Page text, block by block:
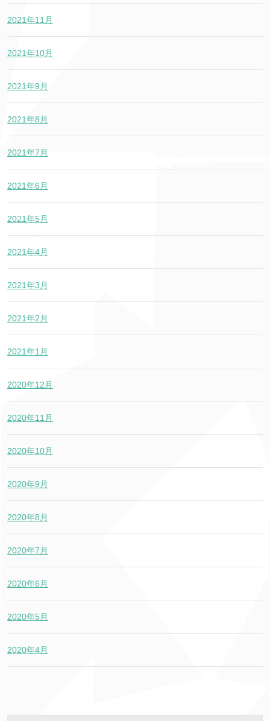
2021年11月
2021年10月
2021年9月
2021年8月
2021年7月
2021年6月
2021年5月
2021年4月
2021年3月
2021年2月
2021年1月
2020年12月
2020年11月
2020年10月
2020年9月
2020年8月
2020年7月
2020年6月
2020年5月
2020年4月